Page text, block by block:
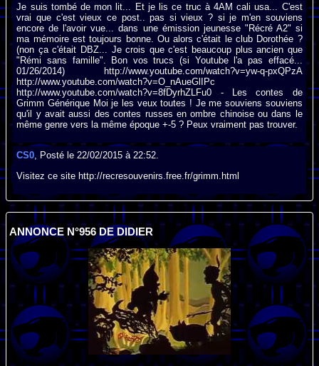
Je suis tombé de mon lit... Et je lis ce truc à 4AM cali usa... C'est
vrai que c'est vieux ce post.. pas si vieux ? si je m'en souviens
encore de l'avoir vue... dans une émission jeunesse "Récré A2" si
ma mémoire est toujours bonne. Ou alors c'était le club Dorothée ?
(non ça c'était DBZ... Je crois que c'est beaucoup plus ancien que
"Rémi sans famille". Bon vos trucs (si Youtube l'a pas effacé...
01/26/2014) http://www.youtube.com/watch?v=yw-q-pxQPzA
http://www.youtube.com/watch?v=O_nAueGlIPc
http://www.youtube.com/watch?v=8fDyrhZLFu0 - Les contes de
Grimm Générique Moi je les veux toutes ! Je me souviens souviens
qu'il y avait aussi des contes russes en ombre chinoise ou dans le
même genre vers la même époque +-5 ? Peux vraiment pas trouver.
CS0, Posté le 22/02/2015 à 22:52.
Visitez ce site http://recresouvenirs.free.fr/grimm.html
ANNONCE N°956 DE DIDIER